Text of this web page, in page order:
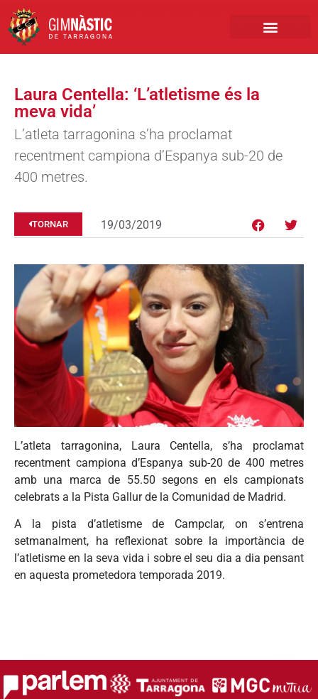
Laura Centella: ‘L’atletisme és la
meva vida’
L’atleta tarragonina s’ha proclamat
recentment campiona d’Espanya sub-20 de
400 metres.
TORNAR 19/03/2019
L’atleta tarragonina, Laura Centella, s’ha proclamat
recentment campiona d’Espanya sub-20 de 400 metres
amb una marca de 55.50 segons en els campionats
celebrats a la Pista Gallur de la Comunidad de Madrid.
A la pista d’atletisme de Campclar, on s’entrena
setmanalment, ha reflexionat sobre la importància de
l’atletisme en la seva vida i sobre el seu dia a dia pensant
en aquesta prometedora temporada 2019.